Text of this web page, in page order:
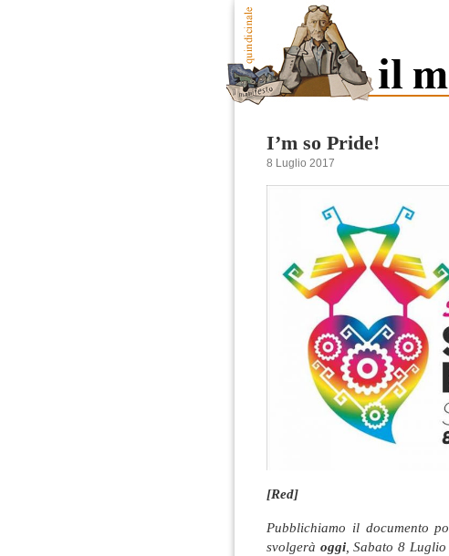
I’m so Pride!
8 Luglio 2017
[Red]
Pubblichiamo il documento
svolgerà oggi, Sabato 8